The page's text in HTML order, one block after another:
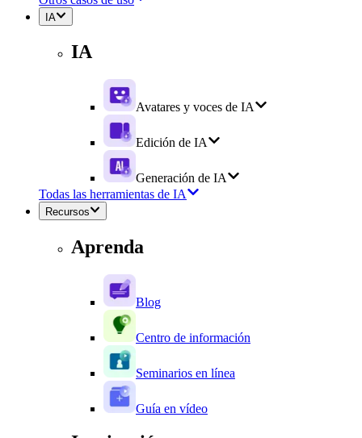
IA
IA
Avatares y voces de IA
Edición de IA
Generación de IA
Todas las herramientas de IA
Recursos
Aprenda
Blog
Centro de información
Seminarios en línea
Guía en vídeo